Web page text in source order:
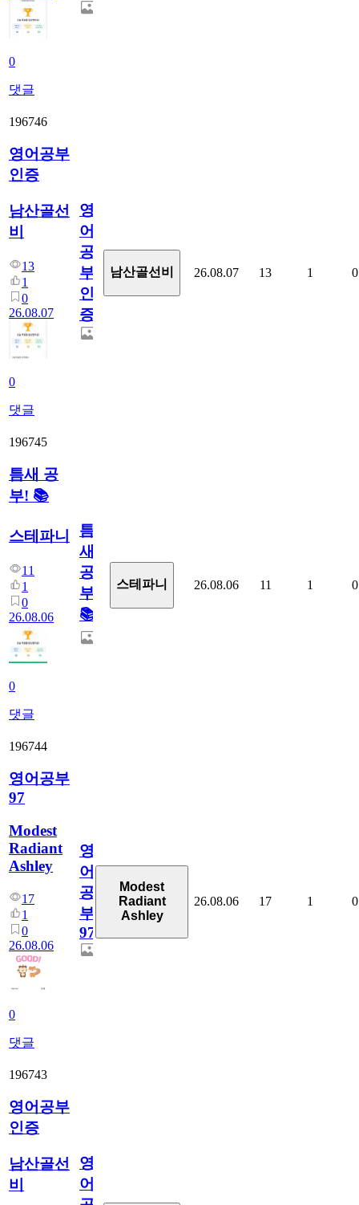
0
댓글
196746
영어공부
인증
남산골선
비
13
1
0
26.08.07
0
댓글
영
어
공
부
인
증
남산골선비 26.08.07 13 1 0
196745
틈새 공
부! 📚
스테파니
11
1
0
26.08.06
0
댓글
틈
새
공
부!
📚
스테파니 26.08.06 11 1 0
196744
영어공부
97
Modest
Radiant
Ashley
17
1
0
26.08.06
0
댓글
영
어
공
부
97
Modest
Radiant
Ashley
26.08.06 17 1 0
196743
영어공부
인증
남산골선
비
영
어